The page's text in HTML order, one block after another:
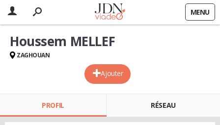
MENU
Ajouter
Houssem MELLEF
ZAGHOUAN
PROFIL RÉSEAU